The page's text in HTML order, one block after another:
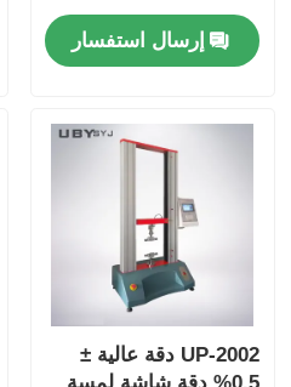
وقوة الاختبار القصوى
10KN إرسال استفسار
UP-2002 دقة عالية ±